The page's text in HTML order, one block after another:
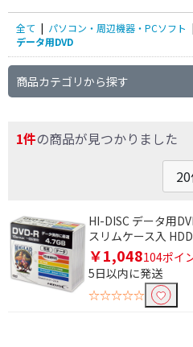
全て | パソコン・周辺機器・PCソフト |
データ用DVD
商品カテゴリから探す
1件の商品が見つかりました
HI-DISC データ用
スリムケース入
￥1,048104ポイ
5日以内に発送
☆☆☆☆☆
条件で
除外する
除外する にチェックを入
を除外して検索します。